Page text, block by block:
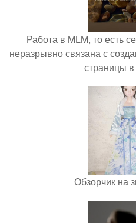
Работа в MLM, то есть
неразрывно связана с
страницы в
Обзорчик на